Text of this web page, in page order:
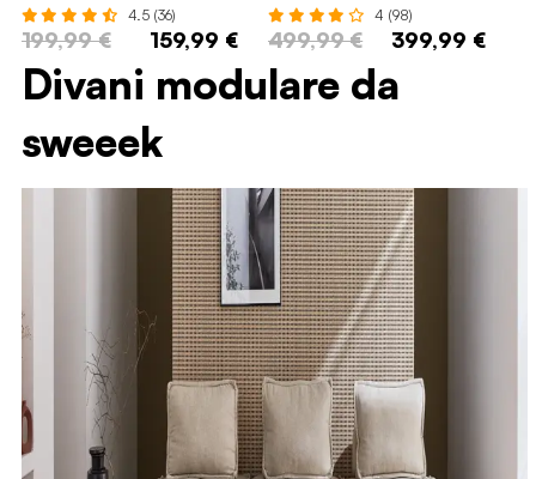
4.5 (36)
199,99 € 159,99 €
4 (98)
499,99 € 399,99 €
Divani modulare da
sweeek